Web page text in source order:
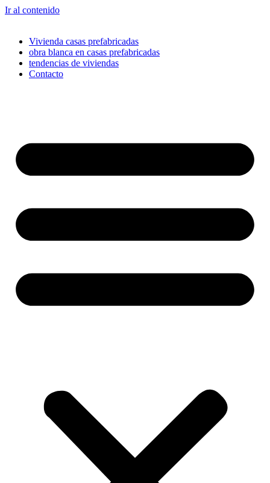
Ir al contenido
Vivienda casas prefabricadas
obra blanca en casas prefabricadas
tendencias de viviendas
Contacto